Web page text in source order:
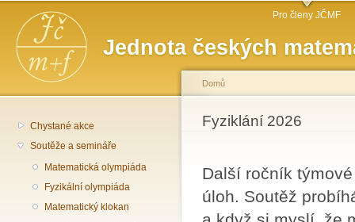
Jednota českých
Hlavní menu Pro členy JČMF
Chystané akce
Soutěže a semináře
Matematická olympiáda
Fyzikální olympiáda
Matematický klokan
Jste zde
Domů
Fyziklání 2026
Další ročník
úloh. Soutěž